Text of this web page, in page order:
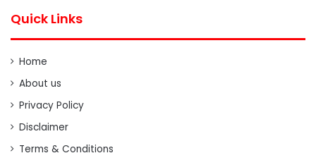
Quick Links
Home
About us
Privacy Policy
Disclaimer
Terms & Conditions